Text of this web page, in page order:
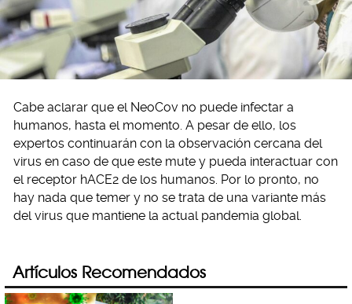
Cabe aclarar que el NeoCov no puede infectar a
humanos, hasta el momento. A pesar de ello, los
expertos continuarán con la observación cercana del
virus en caso de que este mute y pueda interactuar con
el receptor hACE2 de los humanos. Por lo pronto, no
hay nada que temer y no se trata de una variante más
del virus que mantiene la actual pandemia global.
Artículos Recomendados